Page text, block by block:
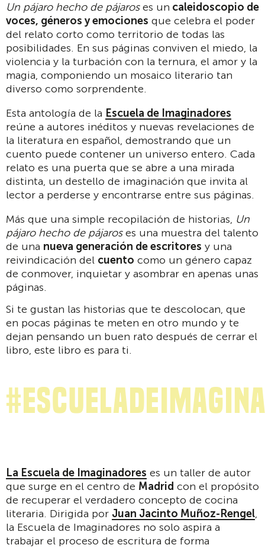
Un pájaro hecho de pájaroses un caleidoscopio de
voces, géneros y emociones que celebra el poder
del relato corto como territorio de todas las
posibilidades. En sus páginas conviven el miedo, la
violencia y la turbación con la ternura, el amor y la
magia, componiendo un mosaico literario tan
diverso como sorprendente.
Esta antología de la Escuela de Imaginadores
reúne a autores inéditos y nuevas revelaciones de
la literatura en español, demostrando que un
cuento puede contener un universo entero. Cada
relato es una puerta que se abre a una mirada
distinta, un destello de imaginación que invita al
lector a perderse y encontrarse entre sus páginas.
Más que una simple recopilación de historias, Un
pájaro hecho de pájaroses una muestra del talento
de una nueva generación de escritores y una
reivindicación del cuento como un género capaz
de conmover, inquietar y asombrar en apenas unas
páginas.
Si te gustan las historias que te descolocan, que
en pocas páginas te meten en otro mundo y te
dejan pensando un buen rato después de cerrar el
libro, este libro es para ti.
La Escuela de Imaginadores es un taller de autor
que surge en el centro de Madrid con el propósito
de recuperar el verdadero concepto de cocina
literaria. Dirigida por Juan Jacinto Muñoz-Rengel,
la Escuela de Imaginadores no solo aspira a
trabajar el proceso de escritura de forma